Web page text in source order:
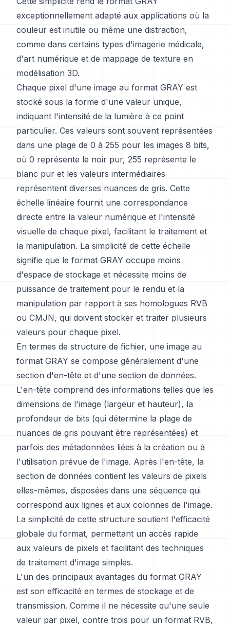
exceptionnellement adapté aux applications où la
couleur est inutile ou même une distraction,
comme dans certains types d'imagerie médicale,
d'art numérique et de mappage de texture en
modélisation 3D.
Chaque pixel d'une image au format GRAY est
stocké sous la forme d'une valeur unique,
indiquant l'intensité de la lumière à ce point
particulier. Ces valeurs sont souvent représentées
dans une plage de 0 à 255 pour les images 8 bits,
où 0 représente le noir pur, 255 représente le
blanc pur et les valeurs intermédiaires
représentent diverses nuances de gris. Cette
échelle linéaire fournit une correspondance
directe entre la valeur numérique et l'intensité
visuelle de chaque pixel, facilitant le traitement et
la manipulation. La simplicité de cette échelle
signifie que le format GRAY occupe moins
d'espace de stockage et nécessite moins de
puissance de traitement pour le rendu et la
manipulation par rapport à ses homologues RVB
ou CMJN, qui doivent stocker et traiter plusieurs
valeurs pour chaque pixel.
En termes de structure de fichier, une image au
format GRAY se compose généralement d'une
section d'en-tête et d'une section de données.
L'en-tête comprend des informations telles que les
dimensions de l'image (largeur et hauteur), la
profondeur de bits (qui détermine la plage de
nuances de gris pouvant être représentées) et
parfois des métadonnées liées à la création ou à
l'utilisation prévue de l'image. Après l'en-tête, la
section de données contient les valeurs de pixels
elles-mêmes, disposées dans une séquence qui
correspond aux lignes et aux colonnes de l'image.
La simplicité de cette structure soutient l'efficacité
globale du format, permettant un accès rapide
aux valeurs de pixels et facilitant des techniques
de traitement d'image simples.
L'un des principaux avantages du format GRAY
est son efficacité en termes de stockage et de
transmission. Comme il ne nécessite qu'une seule
valeur par pixel, contre trois pour un format RVB,